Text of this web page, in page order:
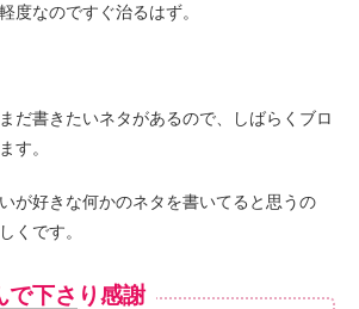
度なのですぐ治るはず。
だ書きたいネタがあるので、しばらくブロ
す。
が好きな何かのネタを書いてると思うの
くです。
で下さり感謝